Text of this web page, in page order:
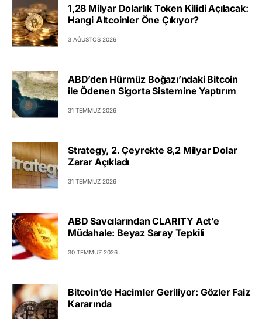
1,28 Milyar Dolarlık Token Kilidi Açılacak:
Hangi Altcoinler Öne Çıkıyor?
3 AĞUSTOS 2026
ABD’den Hürmüz Boğazı’ndaki Bitcoin
ile Ödenen Sigorta Sistemine Yaptırım
31 TEMMUZ 2026
Strategy, 2. Çeyrekte 8,2 Milyar Dolar
Zarar Açıkladı
31 TEMMUZ 2026
ABD Savcılarından CLARITY Act’e
Müdahale: Beyaz Saray Tepkili
30 TEMMUZ 2026
Bitcoin’de Hacimler Geriliyor: Gözler Faiz
Kararında